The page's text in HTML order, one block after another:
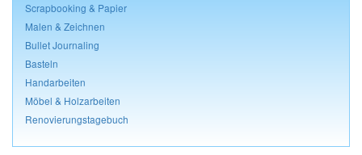
Scrapbooking & Papier
Malen & Zeichnen
Bullet Journaling
Basteln
Handarbeiten
Möbel & Holzarbeiten
Renovierungstagebuch